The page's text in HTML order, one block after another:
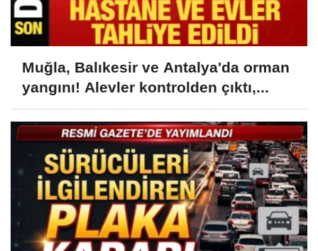
Muğla, Balıkesir ve Antalya'da orman
yangını! Alevler kontrolden çıktı,...